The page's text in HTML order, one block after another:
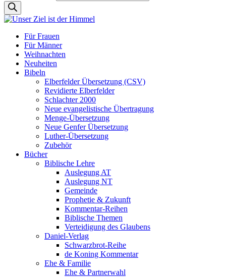
Für Frauen
Für Männer
Weihnachten
Neuheiten
Bibeln
Elberfelder Übersetzung (CSV)
Revidierte Elberfelder
Schlachter 2000
Neue evangelistische Übertragung
Menge-Übersetzung
Neue Genfer Übersetzung
Luther-Übersetzung
Zubehör
Bücher
Biblische Lehre
Auslegung AT
Auslegung NT
Gemeinde
Prophetie & Zukunft
Kommentar-Reihen
Biblische Themen
Verteidigung des Glaubens
Daniel-Verlag
Schwarzbrot-Reihe
de Koning Kommentar
Ehe & Familie
Ehe & Partnerwahl